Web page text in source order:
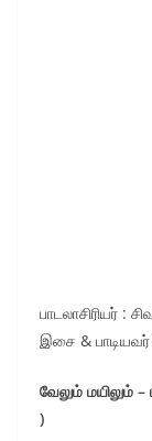
பாடலாசிரியர் :
இசை &
வேலும் மயிலும்
)